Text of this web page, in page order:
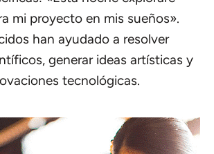
mi proyecto en mis sueños».
han ayudado a resolver
generar ideas artísticas y
tecnológicas.